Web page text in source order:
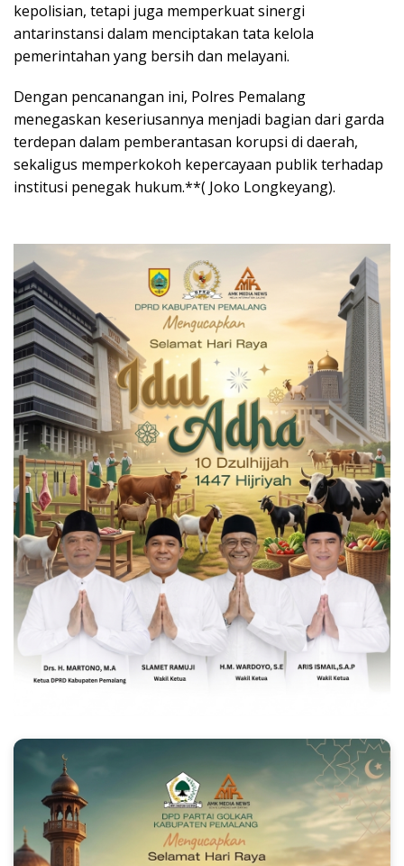
kepolisian, tetapi juga memperkuat sinergi
antarinstansi dalam menciptakan tata kelola
pemerintahan yang bersih dan melayani.
Dengan pencanangan ini, Polres Pemalang
menegaskan keseriusannya menjadi bagian dari garda
terdepan dalam pemberantasan korupsi di daerah,
sekaligus memperkokoh kepercayaan publik terhadap
institusi penegak hukum.**( Joko Longkeyang).